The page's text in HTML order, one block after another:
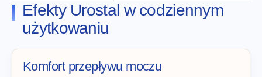
Efekty Urostal w codziennym
użytkowaniu
Komfort przepływu moczu